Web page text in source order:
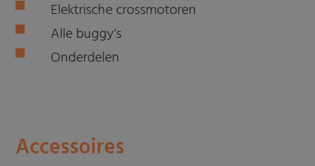
Elektrische crossmotoren
Alle buggy's
Onderdelen
Accessoires